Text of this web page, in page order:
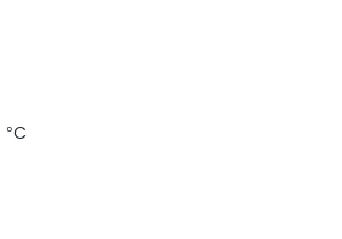
°С